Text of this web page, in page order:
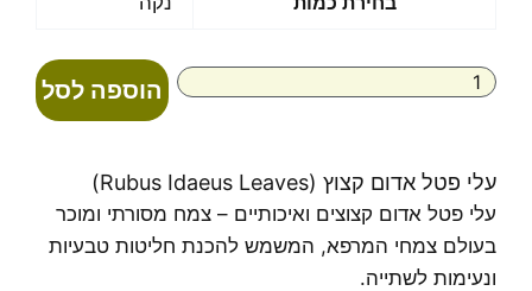
פטל
אדום
Idaeuls
Leaves
הוספה לסל
עלי פטל אדום קצוץ (Rubus Idaeus Leaves)
עלי פטל אדום קצוצים ואיכותיים – צמח מסורתי ומוכר
בעולם צמחי המרפא, המשמש להכנת חליטות טבעיות
ונעימות לשתייה.